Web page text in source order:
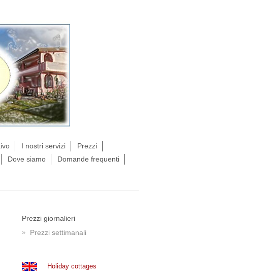
I nostri servizi
Prezzi
Dove siamo
Domande frequenti
Prezzi giornalieri
Prezzi settimanali
Holiday cottages